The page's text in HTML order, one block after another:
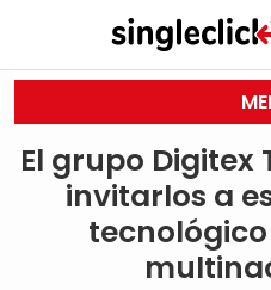
El grupo Digitex
invitarlos a